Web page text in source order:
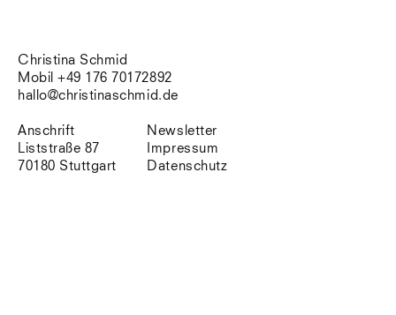
Christina Schmid
Mobil +49 176 70172892
hallo@christinaschmid.de
Anschrift
Liststraße 87
70180 Stuttgart
Newsletter
Impressum
Datenschutz